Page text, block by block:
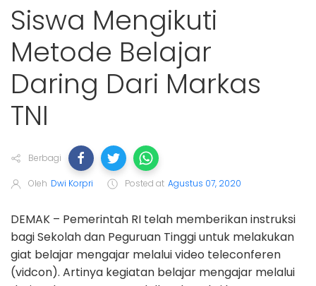
Siswa Mengikuti
Metode Belajar
Daring Dari Markas
TNI
Berbagi
Oleh Dwi Korpri Posted at Agustus 07, 2020
DEMAK – Pemerintah RI telah memberikan instruksi
bagi Sekolah dan Peguruan Tinggi untuk melakukan
giat belajar mengajar melalui video teleconferen
(vidcon). Artinya kegiatan belajar mengajar melalui